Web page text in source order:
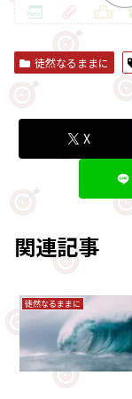
徒然なるままに
X
関連記事
徒然なるままに